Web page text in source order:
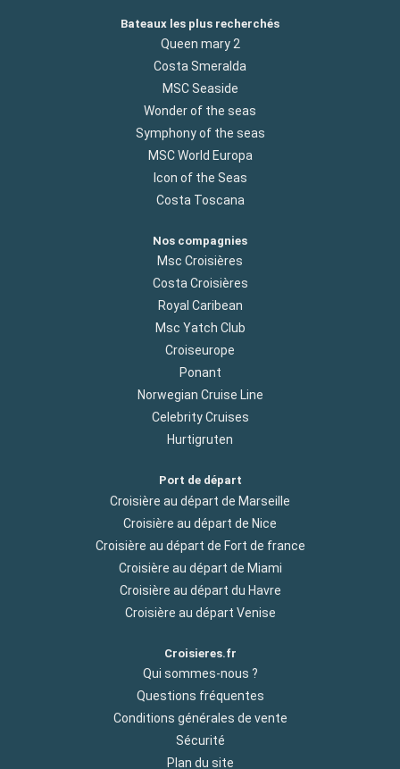
Bateaux les plus recherchés
Queen mary 2
Costa Smeralda
MSC Seaside
Wonder of the seas
Symphony of the seas
MSC World Europa
Icon of the Seas
Costa Toscana
Nos compagnies
Msc Croisières
Costa Croisières
Royal Caribean
Msc Yatch Club
Croiseurope
Ponant
Norwegian Cruise Line
Celebrity Cruises
Hurtigruten
Port de départ
Croisière au départ de Marseille
Croisière au départ de Nice
Croisière au départ de Fort de france
Croisière au départ de Miami
Croisière au départ du Havre
Croisière au départ Venise
Croisieres.fr
Qui sommes-nous ?
Questions fréquentes
Conditions générales de vente
Sécurité
Plan du site